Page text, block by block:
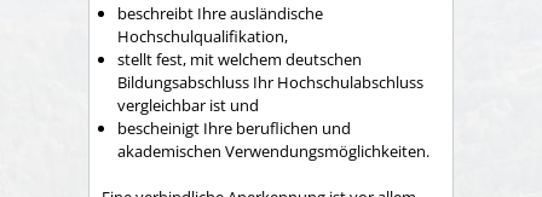
beschreibt Ihre ausländische
Hochschulqualifikation,
stellt fest, mit welchem deutschen
Bildungsabschluss Ihr Hochschulabschluss
vergleichbar ist und
bescheinigt Ihre beruflichen und
akademischen Verwendungsmöglichkeiten.